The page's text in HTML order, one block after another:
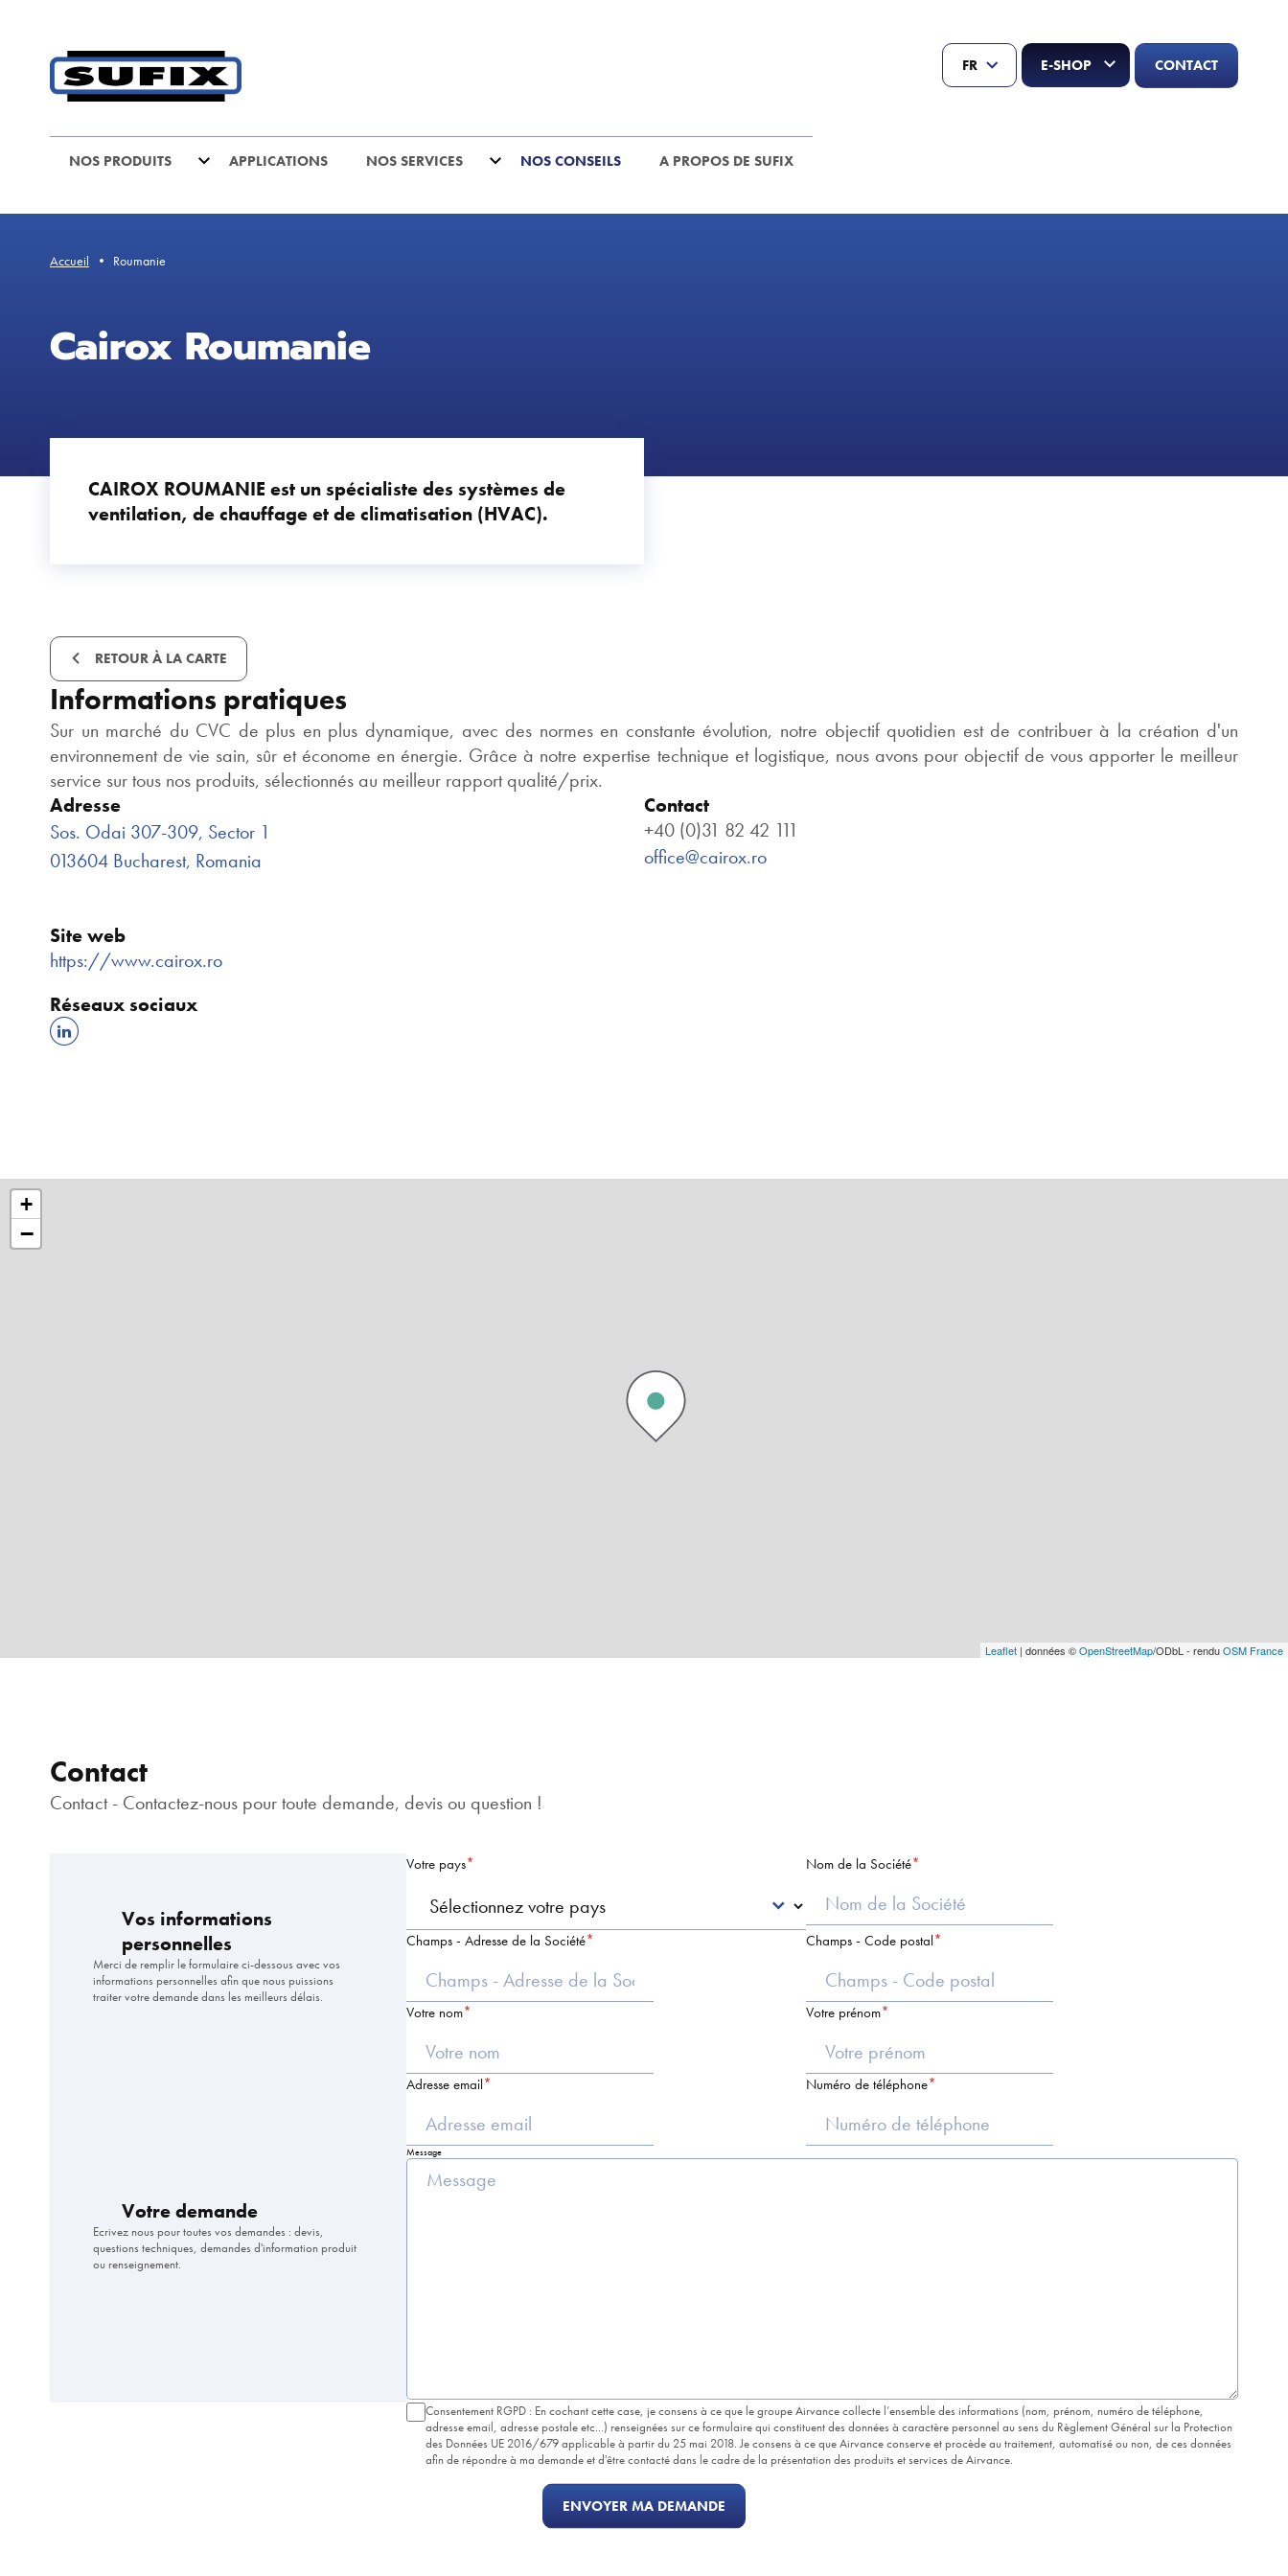
FR E-SHOP CONTACT
NOS PRODUITS APPLICATIONS NOS SERVICES NOS CONSEILS A PROPOS DE SUFIX
Accueil Roumanie
Cairox Roumanie
CAIROX ROUMANIE est un spécialiste des systèmes de
ventilation, de chauffage et de climatisation (HVAC).
RETOUR À LA CARTE
Informations pratiques
Sur un marché du CVC de plus en plus dynamique, avec des normes en constante évolution, notre objectif quotidien est de contribuer à la création d'un
environnement de vie sain, sûr et économe en énergie. Grâce à notre expertise technique et logistique, nous avons pour objectif de vous apporter le meilleur
service sur tous nos produits, sélectionnés au meilleur rapport qualité/prix.
Adresse
Sos. Odai 307-309, Sector 1
013604 Bucharest, Romania
Site web
https://www.cairox.ro
Réseaux sociaux
Contact
+40 (0)31 82 42 111
office@cairox.ro
+
−
Leaflet | données ©OpenStreetMap/ODbL - renduOSM France
Contact
Contact - Contactez-nous pour toute demande, devis ou question !
Vos informations
personnelles
Merci de remplir le formulaire ci-dessous avec vos
informations personnelles afin que nous puissions
traiter votre demande dans les meilleurs délais.
Votre pays Nom de la Société
Champs - Adresse de la Société Champs - Code postal
Votre nom Votre prénom
Adresse email Numéro de téléphone
Votre demande
Ecrivez nous pour toutes vos demandes : devis,
questions techniques, demandes d'information produit
ou renseignement.
Message
Consentement RGPD : En cochant cette case, je consens à ce que le groupe Airvance collecte l’ensemble des informations (nom, prénom, numéro de téléphone,
adresse email, adresse postale etc...) renseignées sur ce formulaire qui constituent des données à caractère personnel au sens du Règlement Général sur la Protection
des Données UE 2016/679 applicable à partir du 25 mai 2018. Je consens à ce que Airvance conserve et procède au traitement, automatisé ou non, de ces données
afin de répondre à ma demande et d'être contacté dans le cadre de la présentation des produits et services de Airvance.